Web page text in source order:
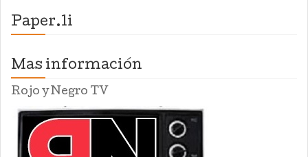
Paper.li
Mas información
Rojo y Negro TV